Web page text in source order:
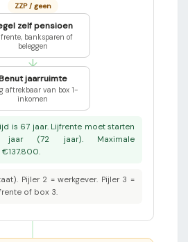
ZZP / geen
zelf pensioen
banksparen of
beleggen
↓
jaarruimte
aftrekbaar van box 1-
inkomen
is 67 jaar. Lijfrente moet starten
jaar (72 jaar). Maximale
Pijler 2 = werkgever. Pijler 3 =
of box 3.